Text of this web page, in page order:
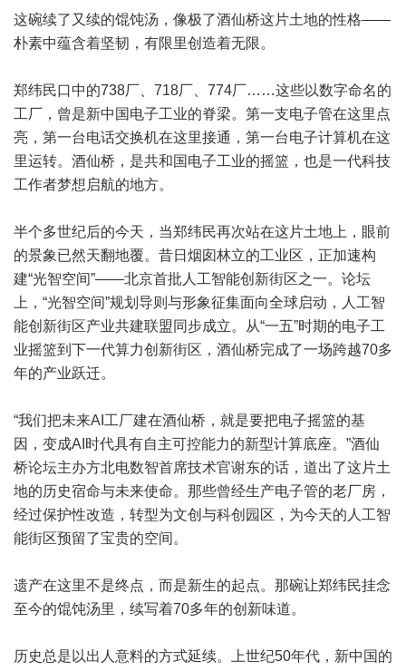
这碗续了又续的馄饨汤，像极了酒仙桥这片土地的性格——
朴素中蕴含着坚韧，有限里创造着无限。
郑纬民口中的738厂、718厂、774厂……这些以数字命名的
工厂，曾是新中国电子工业的脊梁。第一支电子管在这里点
亮，第一台电话交换机在这里接通，第一台电子计算机在这
里运转。酒仙桥，是共和国电子工业的摇篮，也是一代科技
工作者梦想启航的地方。
半个多世纪后的今天，当郑纬民再次站在这片土地上，眼前
的景象已然天翻地覆。昔日烟囱林立的工业区，正加速构
建“光智空间”——北京首批人工智能创新街区之一。论坛
上，“光智空间”规划导则与形象征集面向全球启动，人工智
能创新街区产业共建联盟同步成立。从“一五”时期的电子工
业摇篮到下一代算力创新街区，酒仙桥完成了一场跨越70多
年的产业跃迁。
“我们把未来AI工厂建在酒仙桥，就是要把电子摇篮的基
因，变成AI时代具有自主可控能力的新型计算底座。”酒仙
桥论坛主办方北电数智首席技术官谢东的话，道出了这片土
地的历史宿命与未来使命。那些曾经生产电子管的老厂房，
经过保护性改造，转型为文创与科创园区，为今天的人工智
能街区预留了宝贵的空间。
遗产在这里不是终点，而是新生的起点。那碗让郑纬民挂念
至今的馄饨汤里，续写着70多年的创新味道。
历史总是以出人意料的方式延续。上世纪50年代，新中国的